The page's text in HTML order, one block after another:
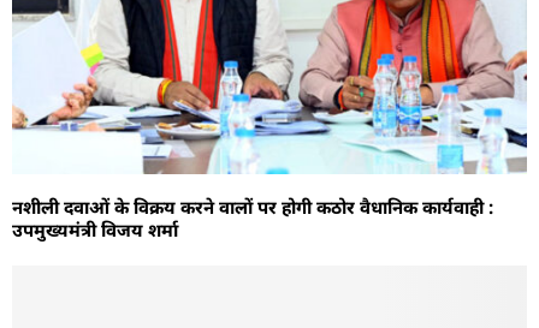
नशीली दवाओं के विक्रय करने वालों पर होगी कठोर वैधानिक कार्यवाही :
उपमुख्यमंत्री विजय शर्मा